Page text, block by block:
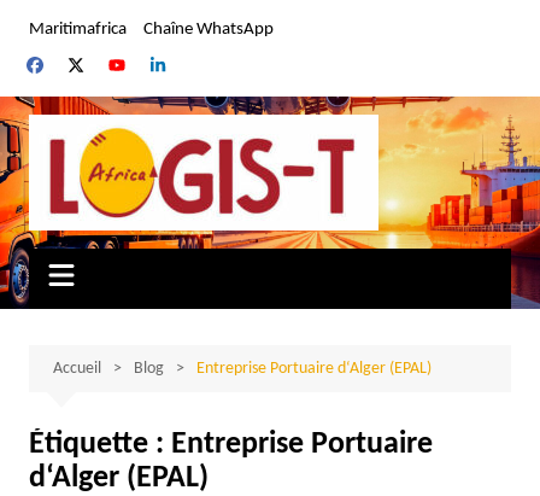
contenu
Maritimafrica Chaîne WhatsApp
Accueil Blog Entreprise Portuaire d‘Alger (EPAL)
Étiquette : Entreprise Portuaire
d‘Alger (EPAL)